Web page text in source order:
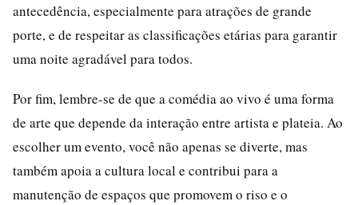
antecedência, especialmente para atrações de grande
porte, e de respeitar as classificações etárias para garantir
uma noite agradável para todos.
Por fim, lembre-se de que a comédia ao vivo é uma forma
de arte que depende da interação entre artista e plateia. Ao
escolher um evento, você não apenas se diverte, mas
também apoia a cultura local e contribui para a
manutenção de espaços que promovem o riso e o